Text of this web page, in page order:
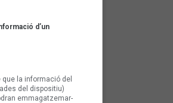
d’un
la informació del
del dispositiu)
emmagatzemar-